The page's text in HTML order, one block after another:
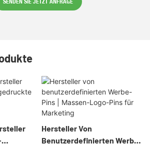
Hersteller Von
Benutzerdefinierten Werbe-